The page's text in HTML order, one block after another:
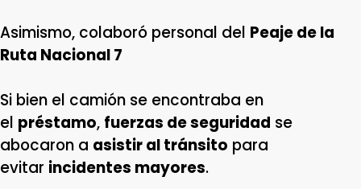
Asimismo, colaboró personal del Peaje de la
Ruta Nacional 7
Si bien el camión se encontraba en
el préstamo, fuerzas de seguridad se
abocaron a asistir al tránsito para
evitar incidentes mayores.